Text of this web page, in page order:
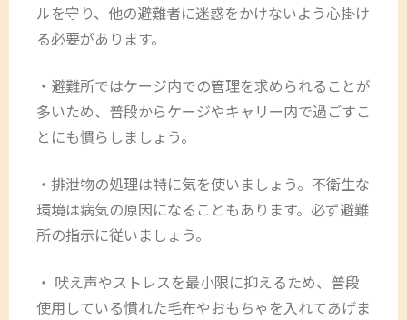
ルを守り、他の避難者に迷惑をかけないよう心掛け
る必要があります。
・避難所ではケージ内での管理を求められることが
多いため、普段からケージやキャリー内で過ごすこ
とにも慣らしましょう。
・排泄物の処理は特に気を使いましょう。不衛生な
環境は病気の原因になることもあります。必ず避難
所の指示に従いましょう。
・ 吠え声やストレスを最小限に抑えるため、普段
使用している慣れた毛布やおもちゃを入れてあげま